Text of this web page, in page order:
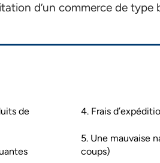
d’un commerce de type
de
4. Frais
5. Une mauvaise
coups)